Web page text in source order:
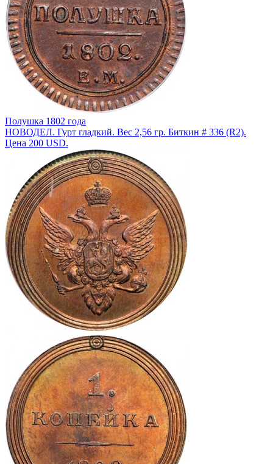
Полушка 1802 года
НОВОДЕЛ. Гурт гладкий. Вес 2,56 гр. Биткин # 336 (R2).
Цена 200 USD.